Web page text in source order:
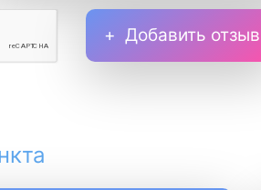
Добавить отзыв